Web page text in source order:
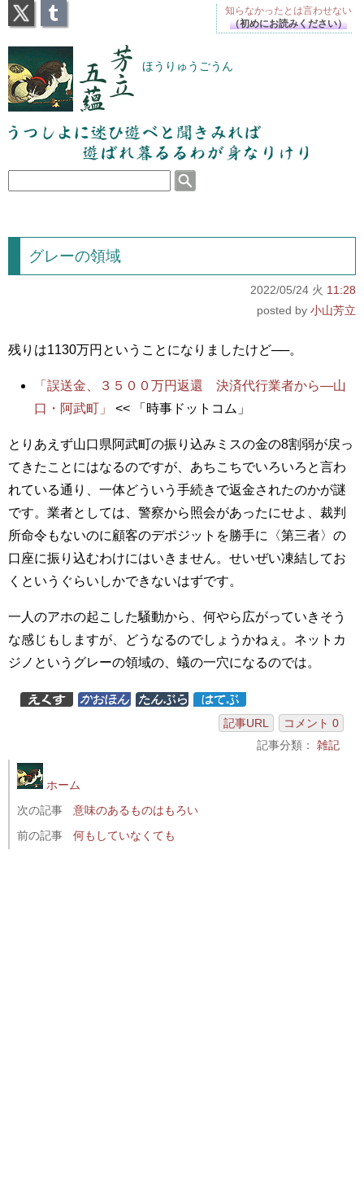
芳立五蘊 ほうりゅうごうん
うつしよに迷ひ遊べと聞きみれば遊ばれ暮るるわが
身なりけり
グレーの領域
2022/05/24 火 11:28
小山芳立
残りは1130万円ということになりましたけど──。
「誤送金、３５００万円返還 決済代行業者から―山
口・阿武町」
<< 「時事ドットコム」
とりあえず山口県阿武町の振り込みミスの金の8割弱が戻っ
てきたことにはなるのですが、あちこちでいろいろと言わ
れている通り、一体どういう手続きで返金されたのかが謎
です。業者としては、警察から照会があったにせよ、裁判
所命令もないのに顧客のデポジットを勝手に〈第三者〉の
口座に振り込むわけにはいきません。せいぜい凍結してお
くというぐらいしかできないはずです。
一人のアホの起こした騒動から、何やら広がっていきそう
な感じもしますが、どうなるのでしょうかねぇ。ネットカ
ジノというグレーの領域の、蟻の一穴になるのでは。
記事URL
コメント 0
記事分類： 雑記
ホーム
次の記事
意味のあるものはもろい
前の記事
何もしていなくても
知らなかったとは言わせない
（初めにお読みください）
X Tumblr